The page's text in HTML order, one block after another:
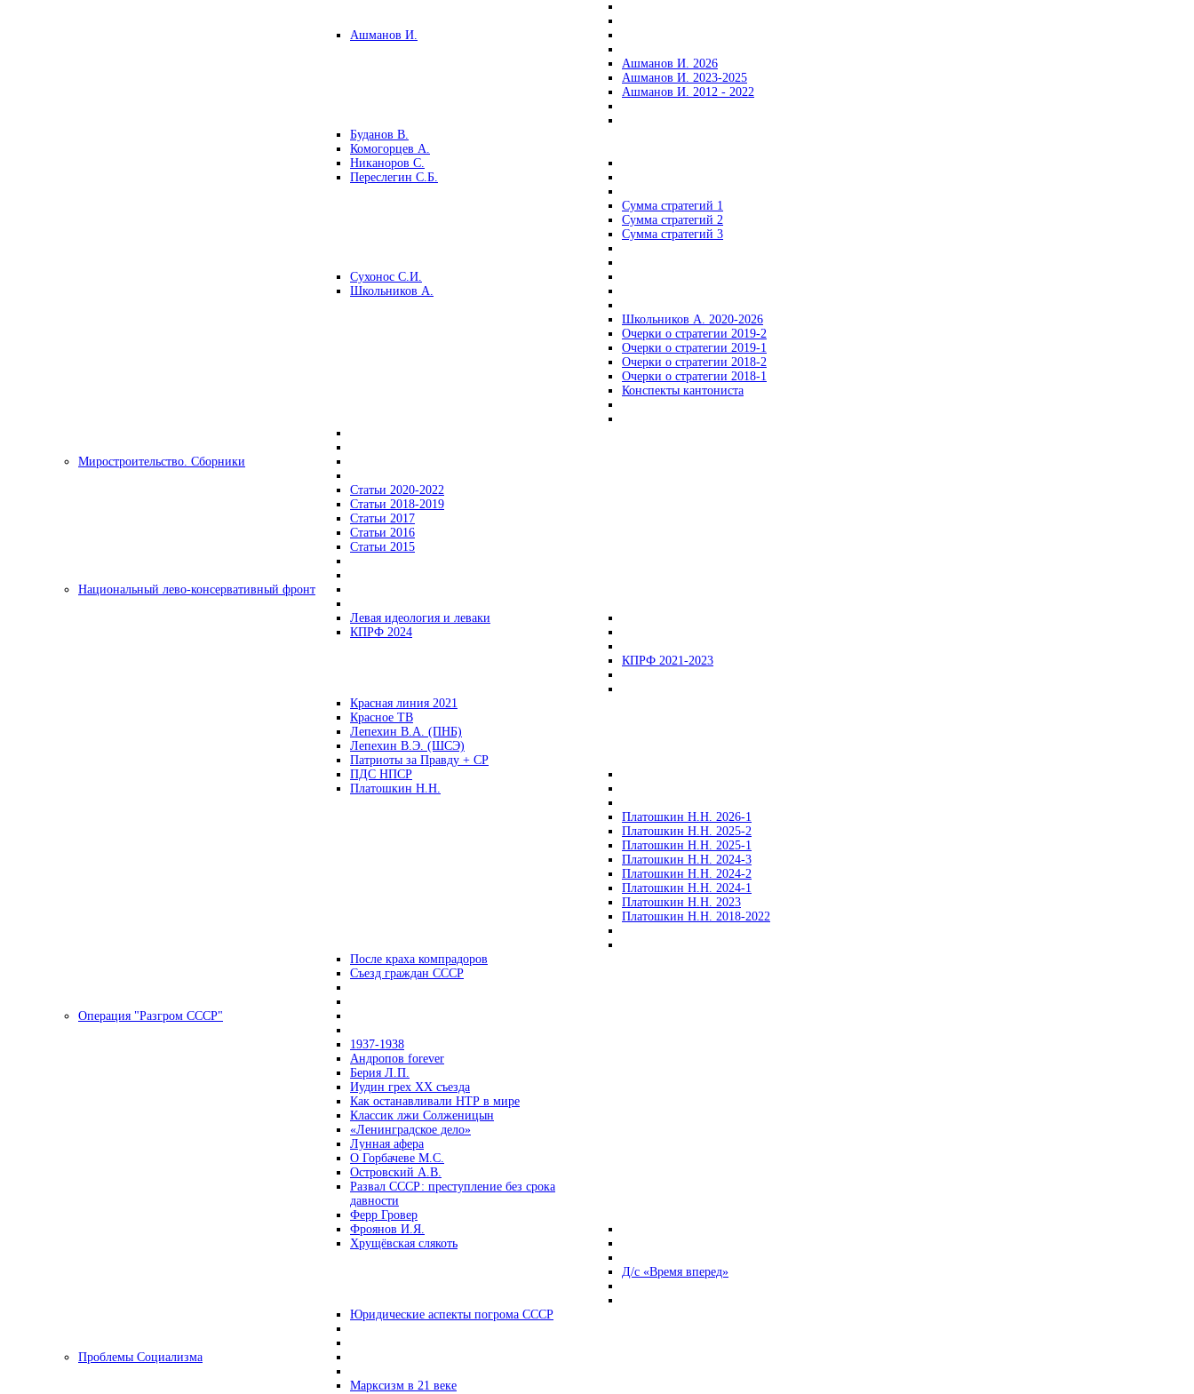
Ашманов И.
Ашманов И. 2026
Ашманов И. 2023-2025
Ашманов И. 2012 - 2022
Буданов В.
Комогорцев А.
Никаноров С.
Переслегин С.Б.
Сумма стратегий 1
Сумма стратегий 2
Сумма стратегий 3
Сухонос С.И.
Школьников А.
Школьников А. 2020-2026
Очерки о стратегии 2019-2
Очерки о стратегии 2019-1
Очерки о стратегии 2018-2
Очерки о стратегии 2018-1
Конспекты кантониста
Миростроительство. Сборники
Статьи 2020-2022
Статьи 2018-2019
Статьи 2017
Статьи 2016
Статьи 2015
Национальный лево-консервативный фронт
Левая идеология и леваки
КПРФ 2024
КПРФ 2021-2023
Красная линия 2021
Красное ТВ
Лепехин В.А. (ПНБ)
Лепехин В.Э. (ШСЭ)
Патриоты за Правду + СР
ПДС НПСР
Платошкин Н.Н.
Платошкин Н.Н. 2026-1
Платошкин Н.Н. 2025-2
Платошкин Н.Н. 2025-1
Платошкин Н.Н. 2024-3
Платошкин Н.Н. 2024-2
Платошкин Н.Н. 2024-1
Платошкин Н.Н. 2023
Платошкин Н.Н. 2018-2022
После краха компрадоров
Съезд граждан СССР
Операция "Разгром СССР"
1937-1938
Андропов forever
Берия Л.П.
Иудин грех ХХ съезда
Как останавливали НТР в мире
Классик лжи Солженицын
«Ленинградское дело»
Лунная афера
О Горбачеве М.С.
Островский А.В.
Развал СССР: преступление без срока
давности
Ферр Гровер
Фроянов И.Я.
Хрущёвская слякоть
Д/с «Время вперед»
Юридические аспекты погрома СССР
Проблемы Социализма
Марксизм в 21 веке